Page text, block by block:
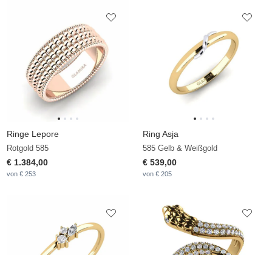
Ringe Lepore
Rotgold 585
€ 1.384,00
von € 253
Ring Asja
585 Gelb & Weißgold
€ 539,00
von € 205